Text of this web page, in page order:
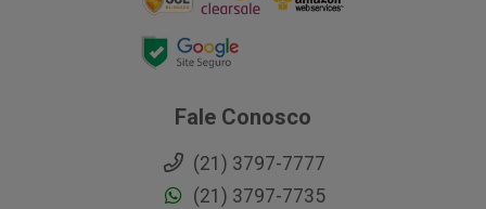
Fale Conosco
(21) 3797-7777
(21) 3797-7735